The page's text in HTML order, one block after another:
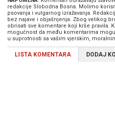
redakcije Slobodna Bosna. Molimo
psovanja i vulgarnog izražavanja.
bez najave i objašnjenja. Zbog velikog
obrisati sve komentare koji krše pravila.
mogućnost da među komentarima
u suprotnosti sa vašim vjerskim,
LISTA KOMENTARA DODAJ